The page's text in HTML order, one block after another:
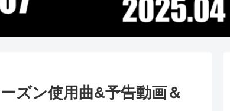
ズン使用曲&予告動画＆